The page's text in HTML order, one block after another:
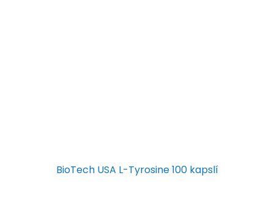
BioTech USA L-Tyrosine 100 kapslí